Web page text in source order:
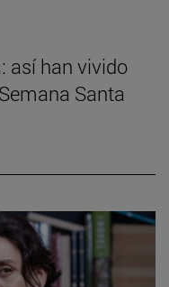
así han vivido
Santa